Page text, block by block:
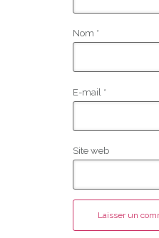
Nom *
E-mail *
Site web